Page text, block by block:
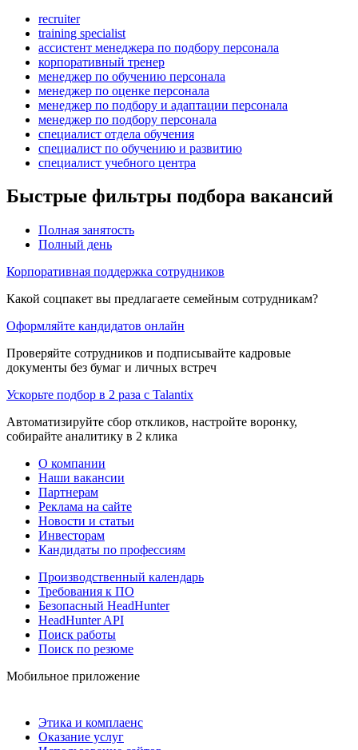
recruiter
training specialist
ассистент менеджера по подбору персонала
корпоративный тренер
менеджер по обучению персонала
менеджер по оценке персонала
менеджер по подбору и адаптации персонала
менеджер по подбору персонала
специалист отдела обучения
специалист по обучению и развитию
специалист учебного центра
Быстрые фильтры подбора вакансий
Полная занятость
Полный день
Корпоративная поддержка сотрудников
Какой соцпакет вы предлагаете семейным сотрудникам?
Оформляйте кандидатов онлайн
Проверяйте сотрудников и подписывайте кадровые
документы без бумаг и личных встреч
Ускорьте подбор в 2 раза с Talantix
Автоматизируйте сбор откликов, настройте воронку,
собирайте аналитику в 2 клика
О компании
Наши вакансии
Партнерам
Реклама на сайте
Новости и статьи
Инвесторам
Кандидаты по профессиям
Производственный календарь
Требования к ПО
Безопасный HeadHunter
HeadHunter API
Поиск работы
Поиск по резюме
Мобильное приложение
Этика и комплаенс
Оказание услуг